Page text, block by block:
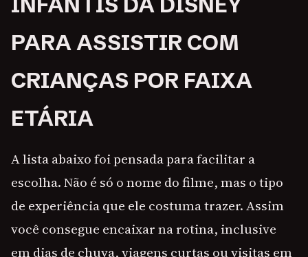
PARA ASSISTIR COM
CRIANÇAS POR FAIXA
ETÁRIA
A lista abaixo foi pensada para facilitar a
escolha. Não é só o nome do filme, mas o tipo
de experiência que ele costuma trazer. Assim
você consegue encaixar na rotina, inclusive
em dias de chuva, viagens curtas ou visitas em